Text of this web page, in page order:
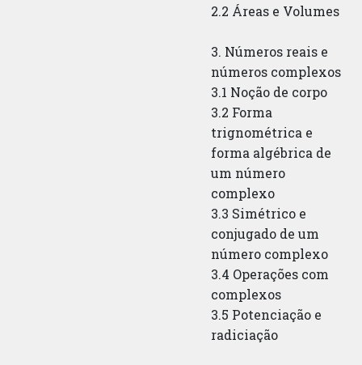
2.2 Áreas e Volumes
3. Números reais e
números complexos
3.1 Noção de corpo
3.2 Forma
trignométrica e
forma algébrica de
um número
complexo
3.3 Simétrico e
conjugado de um
número complexo
3.4 Operações com
complexos
3.5 Potenciação e
radiciação